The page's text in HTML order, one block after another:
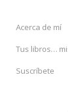
Acerca de mí
Tus libros…
Suscríbete